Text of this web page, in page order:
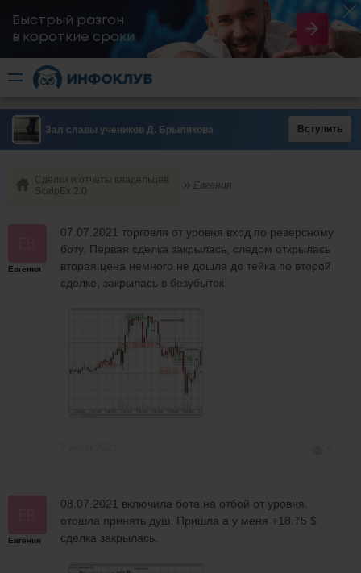
Быстрый разгон
​в короткие сроки
Зал славы учеников Д. Брылякова Вступить
Сделки и отчеты владельцев
ScalpEx 2.0
Евгения
Евгения
07.07.2021 торговля от уровня вход по реверсному
боту. Первая сделка закрылась, следом открылась
вторая цена немного не дошла до тейка по второй
сделке, закрылась в безубыток.
Евгения
08.07.2021 включила бота на отбой от уровня.
отошла принять душ. Пришла а у меня +18.75 $
сделка закрылась.